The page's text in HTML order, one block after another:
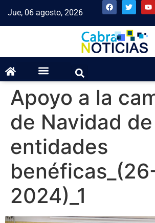
Jue, 06 agosto, 2026
Apoyo a la
de Navidad de
entidades
2024)_1